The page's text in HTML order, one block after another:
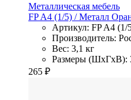
Металлическая мебель
FP A4 (1/5) / Металл
Артикул: FP A4 (1/
Производитель:
Вес: 3,1 кг
Размеры (ШхГхВ):
265 ₽